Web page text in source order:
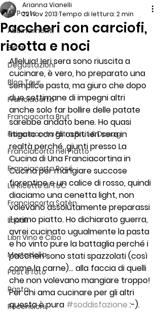
All Posts
Abbinamenti
Birra
Degustazioni
Blog Tour
Franciacorta
Franciacorta Brut
Franciacorta Extra Brut & Dosag
Franciacorta nel Piatto
Franciacorta Rosé
Le Ricette di TUC
Franciacorta Satèn
Locali
Libri Vino e Cibo
Mortadella
Post e foto
Pasta
Recensioni
Paccheri con carciofi,
ricotta e noci
Arianna Vianelli
22 nov 2013Tempo di lettura: 2 min
Alleluia! Ieri sera sono riuscita a
cucinare, è vero, ho preparato una
semplice pasta, ma giuro che dopo
due settimane di impegni altri
anche solo far bollire delle patate
sarebbe andato bene. Ho quasi
litigato con gli ospiti ieri sera in
realtà perché, giunti presso La
Cucina di Una Franciacortina in
Cucina per mangiare succose
fiorentine e un calice di rosso, quindi
diaciamo una cenetta light, non
volevano assolutamente preparassi
il primo piatto. Ho dichiarato guerra,
avrei cucinato ugualmente la pasta
e ho vinto pure la battaglia perché i
paccheri sono stati spazzolati (così
come la carne)… alla faccia di quelli
che non volevano mangiare troppo!
Per chi ama cucinare per gli altri
questa è pura #soddisfazione :-).